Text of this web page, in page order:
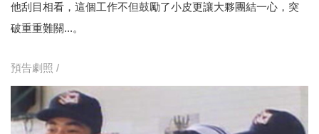
他刮目相看，這個工作不但鼓勵了小皮更讓大夥團結一心，突
破重重難關...。
預告劇照 /